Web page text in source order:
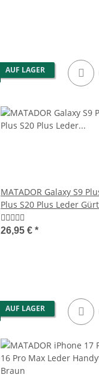
AUF LAGER
MATADOR Galaxy S9
Plus S20 Plus Leder
Braun
26,95 € *
AUF LAGER